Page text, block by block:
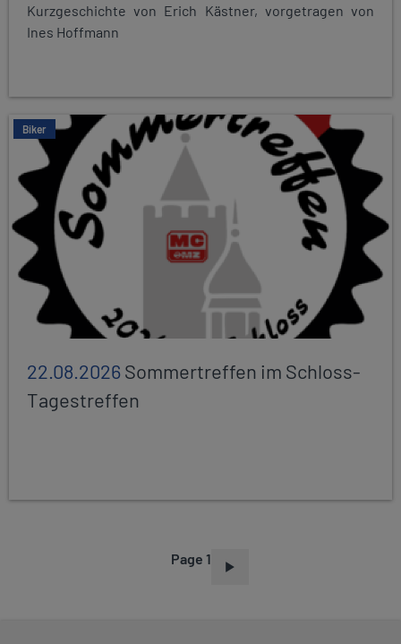
Kurzgeschichte von Erich Kästner, vorgetragen von
Ines Hoffmann
Biker
22.08.2026Sommertreffen im Schloss-
Tagestreffen
Page 1